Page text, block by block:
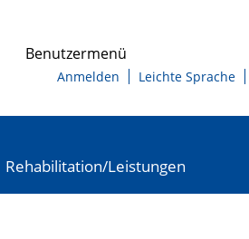
Benutzermenü
Anmelden Leichte Sprache
Rehabilitation/Leistungen